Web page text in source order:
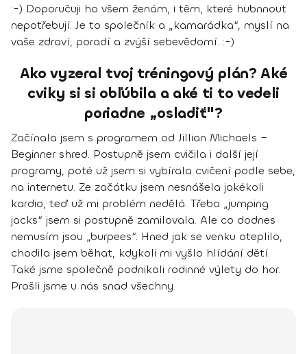
:-) Doporučuji ho všem ženám, i těm, které hubnnout
nepotřebují. Je to společník a „kamarádka“, myslí na
vaše zdraví, poradí a zvýší sebevědomí. :-)
Ako vyzeral tvoj tréningový plán? Aké
cviky si si obľúbila a aké ti to vedeli
poriadne „osladiť"?
Začínala jsem s programem od Jillian Michaels –
Beginner shred. Postupně jsem cvičila i další její
programy, poté už jsem si vybírala cvičení podle sebe,
na internetu. Ze začátku jsem nesnášela jakékoli
kardio, teď už mi problém nedělá. Třeba „jumping
jacks“ jsem si postupně zamilovala. Ale co dodnes
nemusím jsou „burpees“. Hned jak se venku oteplilo,
chodila jsem běhat, kdykoli mi vyšlo hlídání dětí.
Také jsme společně podnikali rodinné výlety do hor.
Prošli jsme u nás snad všechny.